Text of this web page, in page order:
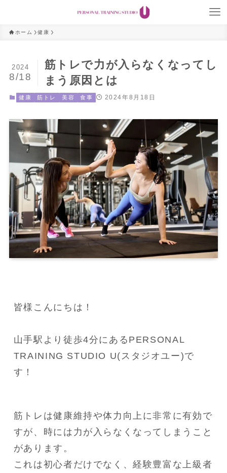
ホーム 健康
筋トレで力が入らなくなってし
まう原因とは
2024
8/18
健康 筋トレ 美容 食事 2024年8月18日
皆様こんにちは！
山手駅より徒歩4分にあるPERSONAL
TRAINING STUDIO U(スタジオユー)で
す！
筋トレは健康維持や体力向上に非常に有効で
すが、時には力が入らなくなってしまうこと
があります。
これは初心者だけでなく、経験豊富な上級者